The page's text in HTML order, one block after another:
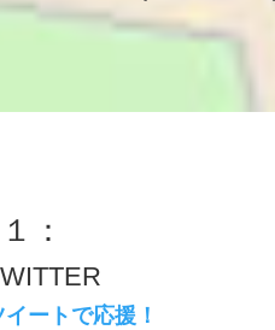
：
ートで応援！